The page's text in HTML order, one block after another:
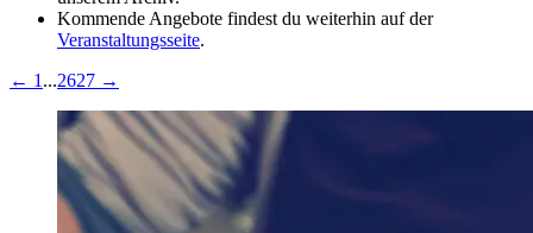
Kommende Angebote findest du weiterhin auf der
Veranstaltungsseite.
← 1 ...2627 →